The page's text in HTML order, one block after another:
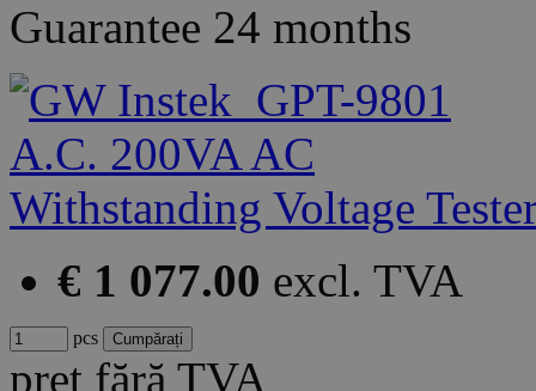
Guarantee 24 months
€ 1 077.00 excl. TVA
pcs
preț fără TVA